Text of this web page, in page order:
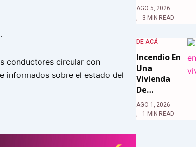
conductores circular con
informados sobre el estado del
AGO 5, 2026
3 MIN READ
DE ACÁ
Incendio En
Una
Vivienda
De…
AGO 1, 2026
1 MIN READ